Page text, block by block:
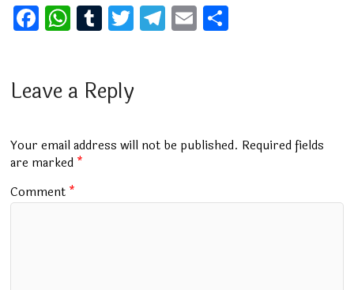
F
a
b
o
k
W
h
s
p
p
T
u
bl
T
wi
er
T
el
m
E
m
Leave a Reply
Your email address will not be published. Required fields
are marked *
Comment *